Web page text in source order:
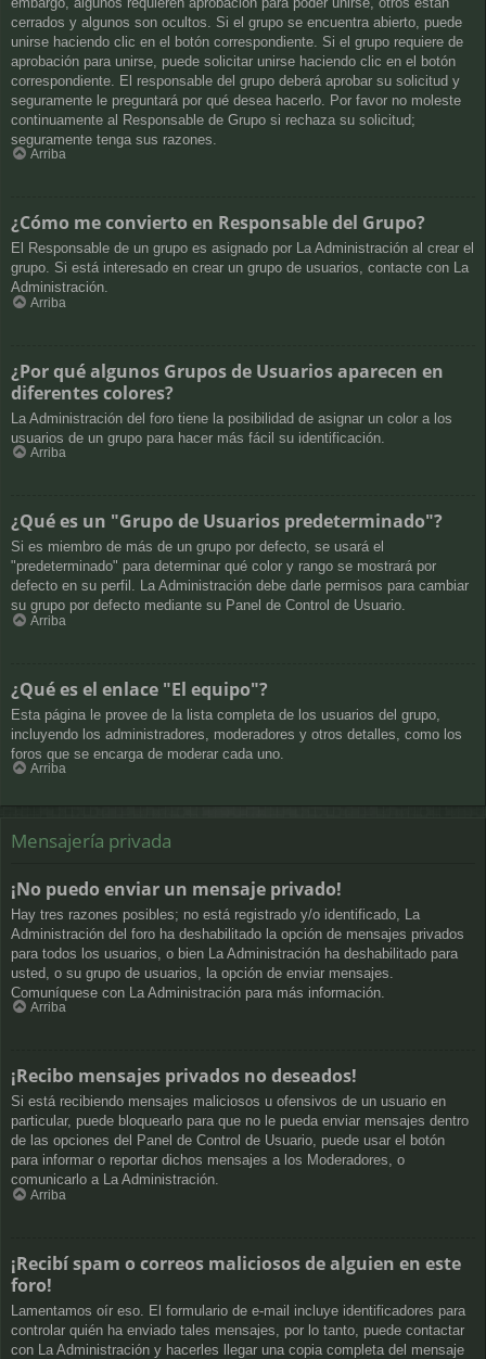
cerrados y algunos son ocultos. Si el grupo se encuentra abierto, puede
unirse haciendo clic en el botón correspondiente. Si el grupo requiere de
aprobación para unirse, puede solicitar unirse haciendo clic en el botón
correspondiente. El responsable del grupo deberá aprobar su solicitud y
seguramente le preguntará por qué desea hacerlo. Por favor no moleste
continuamente al Responsable de Grupo si rechaza su solicitud;
seguramente tenga sus razones.
Arriba
¿Cómo me convierto en Responsable del Grupo?
El Responsable de un grupo es asignado por La Administración al crear el
grupo. Si está interesado en crear un grupo de usuarios, contacte con La
Administración.
Arriba
¿Por qué algunos Grupos de Usuarios aparecen en
diferentes colores?
La Administración del foro tiene la posibilidad de asignar un color a los
usuarios de un grupo para hacer más fácil su identificación.
Arriba
¿Qué es un "Grupo de Usuarios predeterminado"?
Si es miembro de más de un grupo por defecto, se usará el
"predeterminado" para determinar qué color y rango se mostrará por
defecto en su perfil. La Administración debe darle permisos para cambiar
su grupo por defecto mediante su Panel de Control de Usuario.
Arriba
¿Qué es el enlace "El equipo"?
Esta página le provee de la lista completa de los usuarios del grupo,
incluyendo los administradores, moderadores y otros detalles, como los
foros que se encarga de moderar cada uno.
Arriba
Mensajería privada
¡No puedo enviar un mensaje privado!
Hay tres razones posibles; no está registrado y/o identificado, La
Administración del foro ha deshabilitado la opción de mensajes privados
para todos los usuarios, o bien La Administración ha deshabilitado para
usted, o su grupo de usuarios, la opción de enviar mensajes.
Comuníquese con La Administración para más información.
Arriba
¡Recibo mensajes privados no deseados!
Si está recibiendo mensajes maliciosos u ofensivos de un usuario en
particular, puede bloquearlo para que no le pueda enviar mensajes dentro
de las opciones del Panel de Control de Usuario, puede usar el botón
para informar o reportar dichos mensajes a los Moderadores, o
comunicarlo a La Administración.
Arriba
¡Recibí spam o correos maliciosos de alguien en este
foro!
Lamentamos oír eso. El formulario de e-mail incluye identificadores para
controlar quién ha enviado tales mensajes, por lo tanto, puede contactar
con La Administración y hacerles llegar una copia completa del mensaje